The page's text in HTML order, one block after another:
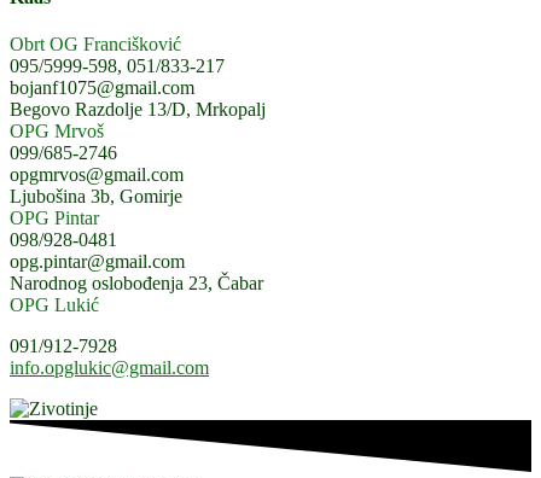
Obrt OG Francišković
095/5999-598, 051/833-217
bojanf1075@gmail.com
Begovo Razdolje 13/D, Mrkopalj
OPG Mrvoš
099/685-2746
opgmrvos@gmail.com
Ljubošina 3b, Gomirje
OPG Pintar
098/928-0481
opg.pintar@gmail.com
Narodnog oslobođenja 23, Čabar
OPG Lukić
091/912-7928
info.opglukic@gmail.com